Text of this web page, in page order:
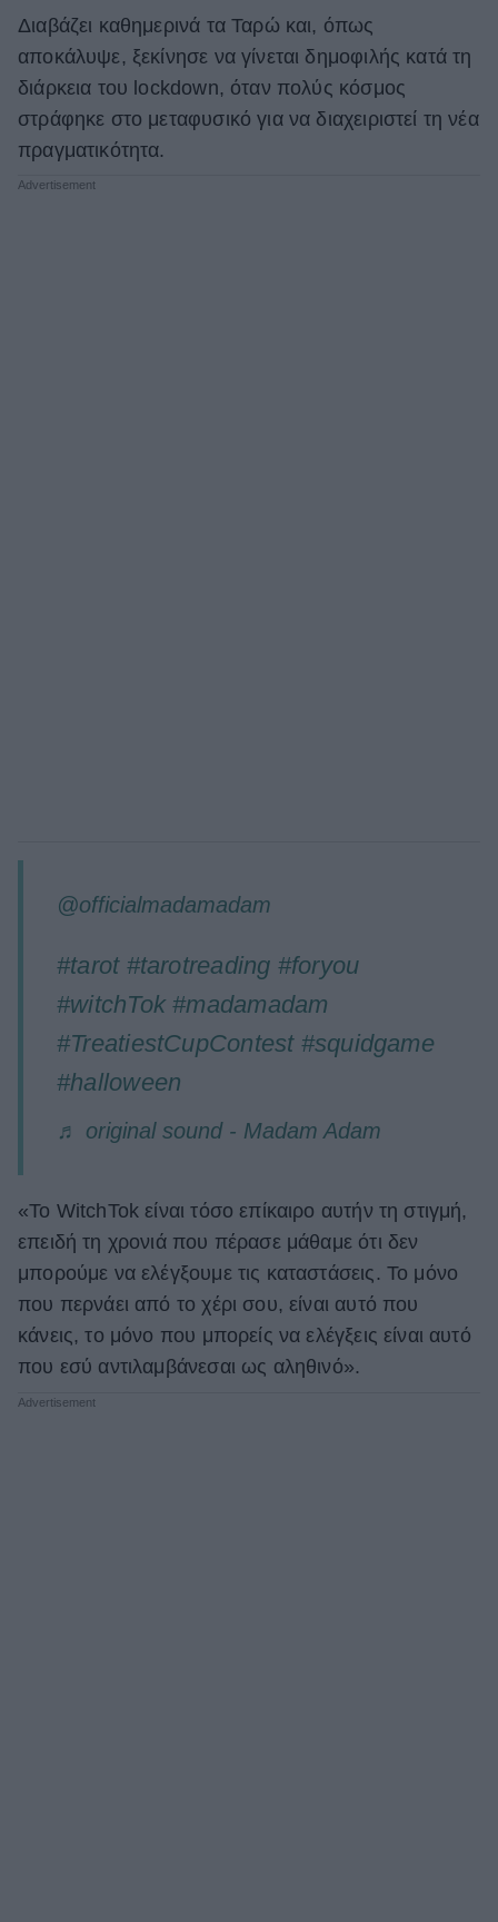
Διαβάζει καθημερινά τα Ταρώ και, όπως
αποκάλυψε, ξεκίνησε να γίνεται δημοφιλής κατά τη
διάρκεια του lockdown, όταν πολύς κόσμος
στράφηκε στο μεταφυσικό για να διαχειριστεί τη νέα
πραγματικότητα.
@officialmadamadam
#tarot #tarotreading #foryou
#witchTok #madamadam
#TreatiestCupContest #squidgame
#halloween
♬ original sound - Madam Adam
«Το WitchTok είναι τόσο επίκαιρο αυτήν τη στιγμή,
επειδή τη χρονιά που πέρασε μάθαμε ότι δεν
μπορούμε να ελέγξουμε τις καταστάσεις. Το μόνο
που περνάει από το χέρι σου, είναι αυτό που
κάνεις, το μόνο που μπορείς να ελέγξεις είναι αυτό
που εσύ αντιλαμβάνεσαι ως αληθινό».